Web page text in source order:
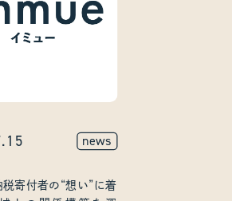
news
税寄付者の“想い”に着